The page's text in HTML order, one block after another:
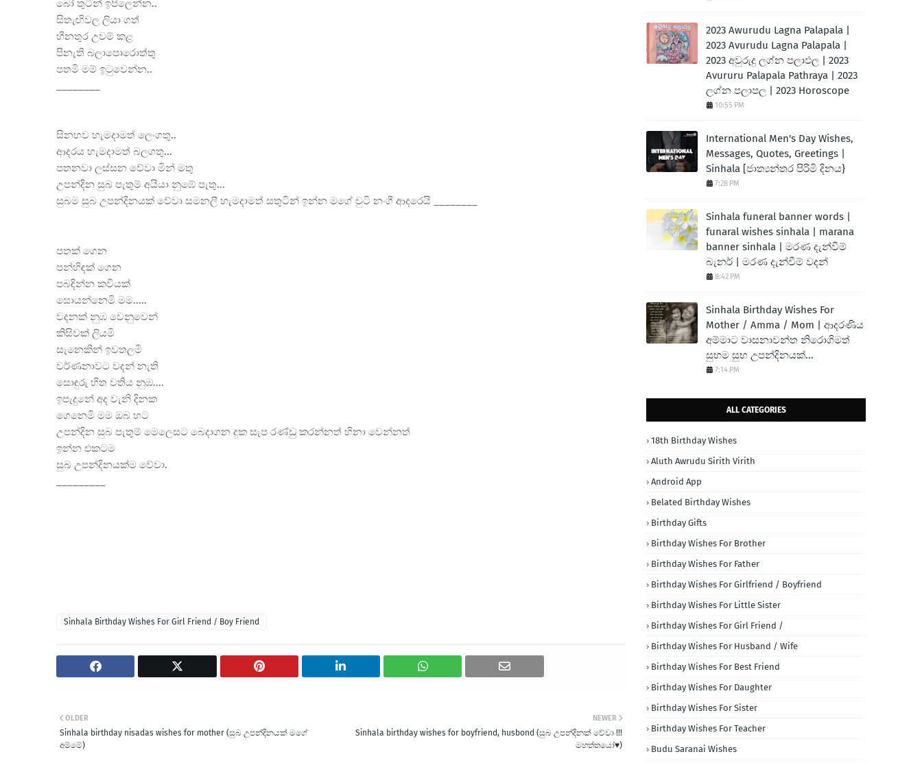
​බෝ තුටින් ඉපි​ලෙන්න..
සිතැඟිවල ලියා ගත්
හීනතුර උවම් කළ
පිනැති බලා​පො​රොත්තු
පතමි මම් ඉටු​වෙන්න..
සිනහව හැමදාමත් ලෙංගතු..
ආදරය හැමදාමත් බලගතු...
පතනවා ලස්සන වේවා මින් මතු
උපන්දින සුබ පැතුම් අයියා නුඹේ පැතු...
සුබම සුබ උපන්දිනයක් වේවා සමනලී හැමදාමත් සතුටින් ඉන්න මගේ චුටි නංගී ආදරෙයි
පතක් ගෙන
පන්හිඳක් ගෙන
පබඳින්න කවියක්
සොයන්නෙමි මම.....
වදනක් නුඹ වෙනුවෙන්
කිසිවක් ලියමි
සැනෙකින් ඉවතලමි
වර්ණනාවට වදන් නැති
සොඳුරු හිත වතිය නුඹ....
ඉපැදුනේ අද වැනි දිනක
ගෙනෙමි මම ඔබ හට
උපන්දින සුබ පැතුම් මෙලෙසට බෙදාගන දුක සැප රණ්ඩු කරන්නත් හිනා වෙන්නත්
ඉන්න එකටම
සුබ උපන්දිනයක්ම වේවා.
Sinhala Birthday Wishes For Girl Friend / Boy Friend
NEWER
Sinhala birthday wishes for boyfriend, husbond (සුබ උපන්දිනක් ​වේවා !!!
මහත්තයෝ♥️)
OLDER
Sinhala birthday nisadas wishes for mother (සුබ උපන්දිනයක් මගේ
අම්මේ)
2023 Awurudu Lagna Palapala |
2023 Avurudu Lagna Palapala |
2023 අවුරුදු ලග්න පලාඵල | 2023
Avururu Palapala Pathraya | 2023
ලග්න පලාපල | 2023 Horoscope
10:55 PM
International Men's Day Wishes,
Messages, Quotes, Greetings |
Sinhala [ජාත්‍යන්තර පිරිමි දිනය}
7:28 PM
Sinhala funeral banner words |
funaral wishes sinhala | marana
banner sinhala | මරණ දැන්වීම්
බැනර් | මරණ දැන්වීම් වදන්
8:42 PM
Sinhala Birthday Wishes For
Mother / Amma / Mom | ආදරණිය
අම්මාට වාසනාවන්ත නිරොගිමත්
සුභම සුභ උපන්දිනයක්...
7:14 PM
ALL CATEGORIES
18th Birthday Wishes
Aluth Awrudu Sirith Virith
Android App
Belated Birthday Wishes
Birthday Gifts
Birthday Wishes For Brother
Birthday Wishes For Father
Birthday Wishes For Girlfriend / Boyfriend
Birthday Wishes For Little Sister
Birthday Wishes For Girl Friend /
Birthday Wishes For Husband / Wife
Birthday Wishes For Best Friend
Birthday Wishes For Daughter
Birthday Wishes For Sister
Birthday Wishes For Teacher
Budu Saranai Wishes